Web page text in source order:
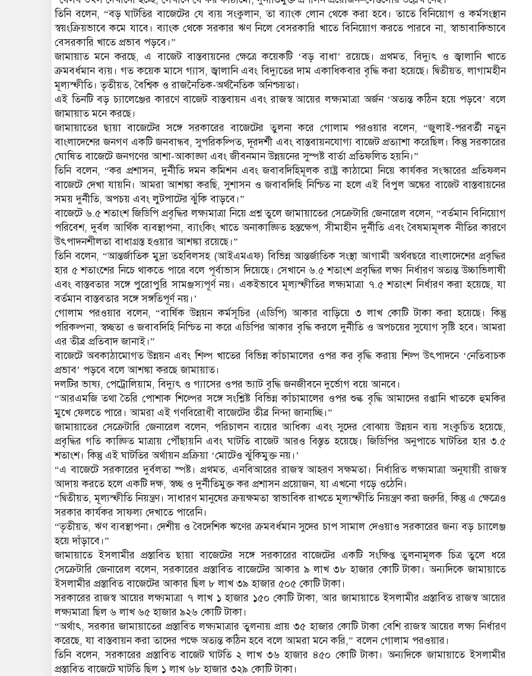
তিনি বলেন, “বড় ঘাটতির বাজেটের যে ব্যয় সংকুলান, তা ব্যাংক লোন থেকে করা হবে। তাতে বিনিয়োগ ও কর্মসংস্থান
স্বয়ংক্রিয়ভাবে কমে যাবে। ব্যাংক থেকে সরকার ঋণ নিলে বেসরকারি খাতে বিনিয়োগ করতে পারবে না, স্বাভাবাকিভাবে
বেসরকারি খাতে প্রভাব পড়বে।”
জামায়াত মনে করছে, এ বাজেট বাস্তবায়নের ক্ষেত্রে কয়েকটি ‘বড় বাধা’ রয়েছে। প্রথমত, বিদ্যুৎ ও জ্বালানি খাতে
ক্রমবর্ধমান ব্যয়। গত কয়েক মাসে গ্যাস, জ্বালানি এবং বিদ্যুতের দাম একাধিকবার বৃদ্ধি করা হয়েছে। দ্বিতীয়ত, লাগামহীন
মূল্যস্ফীতি। তৃতীয়ত, বৈশ্বিক ও রাজনৈতিক-অর্থনৈতিক অনিশ্চয়তা।
এই তিনটি বড় চ্যালেঞ্জের কারণে বাজেট বাস্তবায়ন এবং রাজস্ব আয়ের লক্ষ্যমাত্রা অর্জন ‘অত্যন্ত কঠিন হয়ে পড়বে’ বলে
জামায়াত মনে করছে।
জামায়াতের ছায়া বাজেটের সঙ্গে সরকারের বাজেটের তুলনা করে গোলাম পরওয়ার বলেন, “জুলাই-পরবর্তী নতুন
বাংলাদেশের জনগণ একটি জনবান্ধব, সুপরিকল্পিত, দূরদর্শী এবং বাস্তবায়নযোগ্য বাজেট প্রত্যাশা করেছিল। কিন্তু সরকারের
ঘোষিত বাজেটে জনগণের আশা-আকাঙ্ক্ষা এবং জীবনমান উন্নয়নের সুস্পষ্ট বার্তা প্রতিফলিত হয়নি।”
তিনি বলেন, “কর প্রশাসন, দুর্নীতি দমন কমিশন এবং জবাবদিহিমূলক রাষ্ট্র কাঠামো নিয়ে কার্যকর সংস্কারের প্রতিফলন
বাজেটে দেখা যায়নি। আমরা আশঙ্কা করছি, সুশাসন ও জবাবদিহি নিশ্চিত না হলে এই বিপুল অঙ্কের বাজেট বাস্তবায়নের
সময় দুর্নীতি, অপচয় এবং লুটপাটের ঝুঁকি বাড়বে।”
বাজেটে ৬.৫ শতাংশ জিডিপি প্রবৃদ্ধির লক্ষ্যমাত্রা নিয়ে প্রশ্ন তুলে জামায়াতের সেক্রেটারি জেনারেল বলেন, “বর্তমান বিনিয়োগ
পরিবেশ, দুর্বল আর্থিক ব্যবস্থাপনা, ব্যাংকিং খাতে অনাকাঙ্ক্ষিত হস্তক্ষেপ, সীমাহীন দুর্নীতি এবং বৈষম্যমূলক নীতির কারণে
উৎপাদনশীলতা বাধাগ্রস্ত হওয়ার আশঙ্কা রয়েছে।”
তিনি বলেন, “আন্তর্জাতিক মুদ্রা তহবিলসহ (আইএমএফ) বিভিন্ন আন্তর্জাতিক সংস্থা আগামী অর্থবছরে বাংলাদেশের প্রবৃদ্ধির
হার ৫ শতাংশের নিচে থাকতে পারে বলে পূর্বাভাস দিয়েছে। সেখানে ৬.৫ শতাংশ প্রবৃদ্ধির লক্ষ্য নির্ধারণ অত্যন্ত উচ্চাভিলাষী
এবং বাস্তবতার সঙ্গে পুরোপুরি সামঞ্জস্যপূর্ণ নয়। একইভাবে মূল্যস্ফীতির লক্ষ্যমাত্রা ৭.৫ শতাংশ নির্ধারণ করা হয়েছে, যা
বর্তমান বাস্তবতার সঙ্গে সঙ্গতিপূর্ণ নয়।’
গোলাম পরওয়ার বলেন, “বার্ষিক উন্নয়ন কর্মসূচির (এডিপি) আকার বাড়িয়ে ৩ লাখ কোটি টাকা করা হয়েছে। কিন্তু
পরিকল্পনা, স্বচ্ছতা ও জবাবদিহি নিশ্চিত না করে এডিপির আকার বৃদ্ধি করলে দুর্নীতি ও অপচয়ের সুযোগ সৃষ্টি হবে। আমরা
এর তীব্র প্রতিবাদ জানাই।”
বাজেটে অবকাঠামোগত উন্নয়ন এবং শিল্প খাতের বিভিন্ন কাঁচামালের ওপর কর বৃদ্ধি করায় শিল্প উৎপাদনে ‘নেতিবাচক
প্রভাব’ পড়বে বলে আশঙ্কা করছে জামায়াত।
দলটির ভাষ্য, পেট্রোলিয়াম, বিদ্যুৎ ও গ্যাসের ওপর ভ্যাট বৃদ্ধি জনজীবনে দুর্ভোগ বয়ে আনবে।
“আরএমজি তথা তৈরি পোশাক শিল্পের সঙ্গে সংশ্লিষ্ট বিভিন্ন কাঁচামালের ওপর শুল্ক বৃদ্ধি আমাদের রপ্তানি খাতকে হুমকির
মুখে ফেলতে পারে। আমরা এই গণবিরোধী বাজেটের তীব্র নিন্দা জানাচ্ছি।”
জামায়াতের সেক্রেটারি জেনারেল বলেন, পরিচালন ব্যয়ের আধিক্য এবং সুদের বোঝায় উন্নয়ন ব্যয় সংকুচিত হয়েছে,
প্রবৃদ্ধির গতি কাঙ্ক্ষিত মাত্রায় পৌঁছায়নি এবং ঘাটতি বাজেট আরও বিস্তৃত হয়েছে। জিডিপির অনুপাতে ঘাটতির হার ৩.৫
শতাংশ। কিন্তু এই ঘাটতির অর্থায়ন প্রক্রিয়া ‘মোটেও ঝুঁকিমুক্ত নয়।’
“এ বাজেটে সরকারের দুর্বলতা স্পষ্ট। প্রথমত, এনবিআরের রাজস্ব আহরণ সক্ষমতা। নির্ধারিত লক্ষ্যমাত্রা অনুযায়ী রাজস্ব
আদায় করতে হলে একটি দক্ষ, স্বচ্ছ ও দুর্নীতিমুক্ত কর প্রশাসন প্রয়োজন, যা এখনো গড়ে ওঠেনি।
“দ্বিতীয়ত, মূল্যস্ফীতি নিয়ন্ত্রণ। সাধারণ মানুষের ক্রয়ক্ষমতা স্বাভাবিক রাখতে মূল্যস্ফীতি নিয়ন্ত্রণ করা জরুরি, কিন্তু এ ক্ষেত্রেও
সরকার কার্যকর সাফল্য দেখাতে পারেনি।
“তৃতীয়ত, ঋণ ব্যবস্থাপনা। দেশীয় ও বৈদেশিক ঋণের ক্রমবর্ধমান সুদের চাপ সামাল দেওয়াও সরকারের জন্য বড় চ্যালেঞ্জ
হয়ে দাঁড়াবে।”
জামায়াতে ইসলামীর প্রস্তাবিত ছায়া বাজেটের সঙ্গে সরকারের বাজেটের একটি সংক্ষিপ্ত তুলনামূলক চিত্র তুলে ধরে
সেক্রেটারি জেনারেল বলেন, সরকারের প্রস্তাবিত বাজেটের আকার ৯ লাখ ৩৮ হাজার কোটি টাকা। অন্যদিকে জামায়াতে
ইসলামীর প্রস্তাবিত বাজেটের আকার ছিল ৮ লাখ ৩৯ হাজার ৫০৫ কোটি টাকা।
সরকারের রাজস্ব আয়ের লক্ষ্যমাত্রা ৭ লাখ ১ হাজার ১৫০ কোটি টাকা, আর জামায়াতে ইসলামীর প্রস্তাবিত রাজস্ব আয়ের
লক্ষ্যমাত্রা ছিল ৬ লাখ ৬৫ হাজার ৯২৬ কোটি টাকা।
“অর্থাৎ, সরকার জামায়াতের প্রস্তাবিত লক্ষ্যমাত্রার তুলনায় প্রায় ৩৫ হাজার কোটি টাকা বেশি রাজস্ব আয়ের লক্ষ্য নির্ধারণ
করেছে, যা বাস্তবায়ন করা তাদের পক্ষে অত্যন্ত কঠিন হবে বলে আমরা মনে করি,” বলেন গোলাম পরওয়ার।
তিনি বলেন, সরকারের প্রস্তাবিত বাজেট ঘাটতি ২ লাখ ৩৬ হাজার ৪৫০ কোটি টাকা। অন্যদিকে জামায়াতে ইসলামীর
প্রস্তাবিত বাজেটে ঘাটতি ছিল ১ লাখ ৬৮ হাজার ৩২৯ কোটি টাকা।